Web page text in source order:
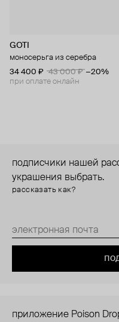
GOTI
моносерьга из серебра
34 400 ₽
43 000 ₽ −20%
при оплате онлайн
подписчики нашей
украшения выбрать.
рассказать как?
приложение Poison